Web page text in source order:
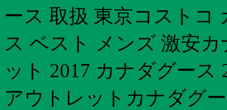
ース 取扱 東京コストコ
ス ベスト メンズ 激安
ット 2017 カナダグース
アウトレットカナダグ